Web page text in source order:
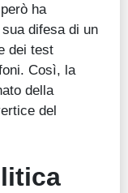
ha
difesa di un
dei test
Così, la
della
del